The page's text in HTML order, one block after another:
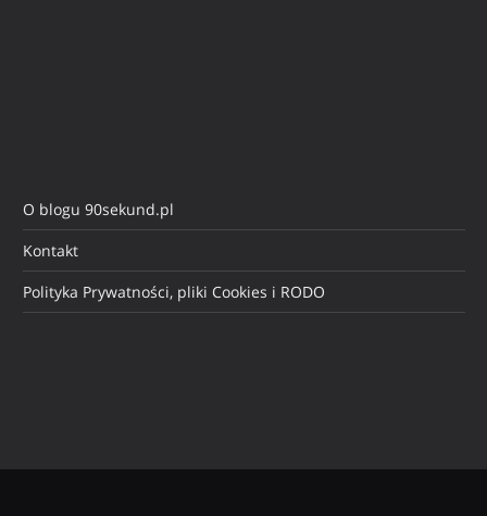
O blogu 90sekund.pl
Kontakt
Polityka Prywatności, pliki Cookies i RODO